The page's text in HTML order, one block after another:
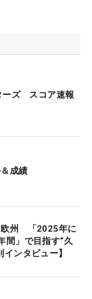
ーズ スコア速報
成績
欧州 「2025年に
間」で目指す“久
ンタビュー】